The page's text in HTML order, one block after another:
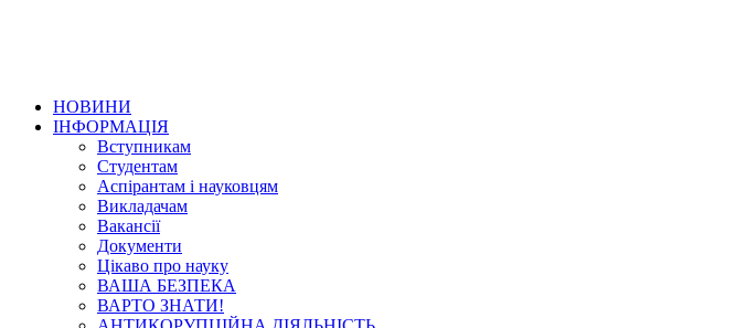
НОВИНИ
ІНФОРМАЦІЯ
Вступникам
Студентам
Аспірантам і науковцям
Викладачам
Вакансії
Документи
Цікаво про науку
ВАША БЕЗПЕКА
ВАРТО ЗНАТИ!